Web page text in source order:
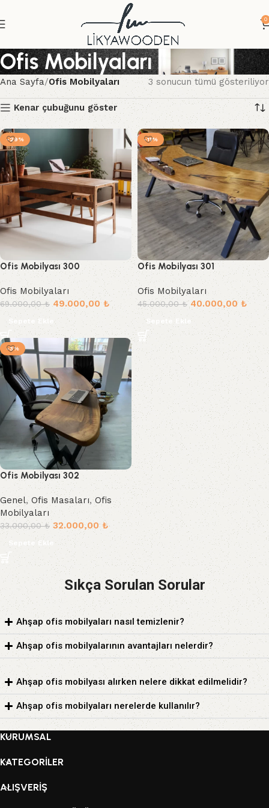
0
Ofis Mobilyaları
Ana Sayfa Ofis Mobilyaları 3 sonucun tümü gösteriliyor
Kenar çubuğunu göster
-29%
Ofis Mobilyası 300
Ofis Mobilyaları
69.000,00₺ 49.000,00₺
Sepete Ekle
-11%
Ofis Mobilyası 301
Ofis Mobilyaları
45.000,00₺ 40.000,00 ₺
Sepete Ekle
-3%
Ofis Mobilyası 302
Genel, Ofis Masaları,Ofis
Mobilyaları
33.000,00₺ 32.000,00₺
Sepete Ekle
Sıkça Sorulan Sorular
Ahşap ofis mobilyaları nasıl temizlenir?
Ahşap ofis mobilyalarının avantajları nelerdir?
Ahşap ofis mobilyası alırken nelere dikkat edilmelidir?
Ahşap ofis mobilyaları nerelerde kullanılır?
KURUMSAL
KATEGORİLER
ALIŞVERİŞ